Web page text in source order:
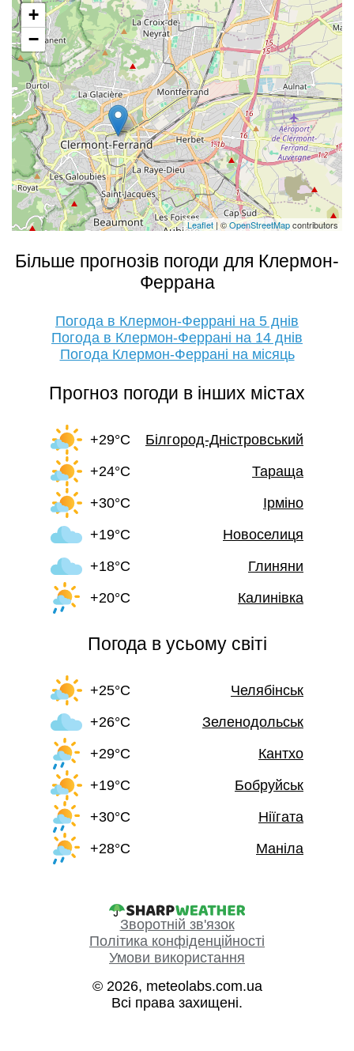
+
−
Leaflet| ©OpenStreetMapcontributors
Більше прогнозів погоди для Клермон-
Феррана
Погода в Клермон-Феррані на 5 днів
Погода в Клермон-Феррані на 14 днів
Погода Клермон-Феррані на місяць
Прогноз погоди в інших містах
+29°C
Білгород-Дністровський
+24°C
Тараща
+30°C
Ірміно
+19°C
Новоселиця
+18°C
Глиняни
+20°C
Калинівка
Погода в усьому світі
+25°C
Челябінськ
+26°C
Зеленодольськ
+29°C
Кантхо
+19°C
Бобруйськ
+30°C
Ніїгата
+28°C
Маніла
Зворотній зв'язок
Політика конфіденційності
Умови використання
© 2026, meteolabs.com.ua
Всі права захищені.